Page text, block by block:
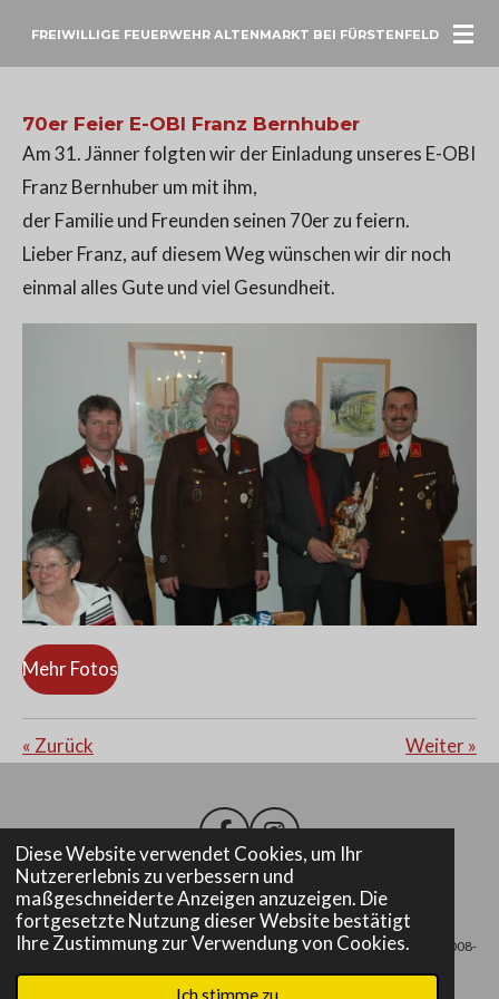
Diese Website verwendet Cookies, um Ihr
Nutzererlebnis zu verbessern und
maßgeschneiderte Anzeigen anzuzeigen. Die
fortgesetzte Nutzung dieser Website bestätigt
Ihre Zustimmung zur Verwendung von Cookies.
ZumFREIWILLIGE FEUERWEHR ALTENMARKT BEI FÜRSTENFELD
70er Feier E-OBI Franz Bernhuber
Am 31. Jänner folgten wir der Einladung unseres E-OBI
Franz Bernhuber um mit ihm,
der Familie und Freunden seinen 70er zu feiern.
Lieber Franz, auf diesem Weg wünschen wir dir noch
einmal alles Gute und viel Gesundheit.
Mehr Fotos
« Zurück Weiter»
a
c
e
b
o
o
I
n
s
t
a
g
r
Impressum
© 2008-
2025 Freiwillige Feuerwehr Altenmarkt bei Fürstenfeld